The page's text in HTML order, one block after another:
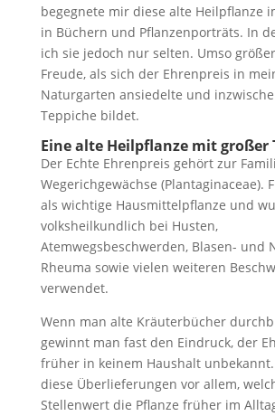
begegnete mir diese alte Heilpflanze
in Büchern und Pflanzenporträts. In
ich sie jedoch nur selten. Umso
Freude, als sich der Ehrenpreis in
Naturgarten ansiedelte und
Teppiche bildet.
Eine alte Heilpflanze mit großer
Der Echte Ehrenpreis gehört zur
Wegerichgewächse (Plantaginaceae).
als wichtige Hausmittelpflanze und
volksheilkundlich bei Husten,
Atemwegsbeschwerden, Blasen- und
Rheuma sowie vielen weiteren
verwendet.
Wenn man alte Kräuterbücher
gewinnt man fast den Eindruck, der
früher in keinem Haushalt
diese Überlieferungen vor allem,
Stellenwert die Pflanze früher im